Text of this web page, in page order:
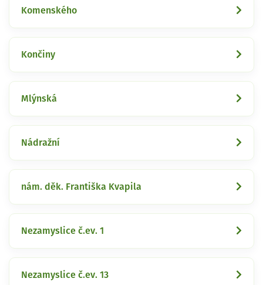
Komenského
Končiny
Mlýnská
Nádražní
nám. děk. Františka Kvapila
Nezamyslice č.ev. 1
Nezamyslice č.ev. 13